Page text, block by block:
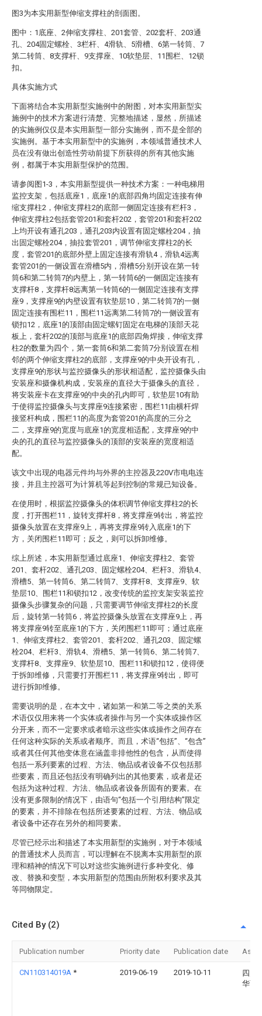
图3为本实用新型伸缩支撑柱的剖面图。
图中：1底座、2伸缩支撑柱、201套管、202套杆、203通
孔、204固定螺栓、3栏杆、4滑轨、5滑槽、6第一转筒、7
第二转筒、8支撑杆、9支撑座、10软垫层、11围栏、12锁
扣。
具体实施方式
下面将结合本实用新型实施例中的附图，对本实用新型实
施例中的技术方案进行清楚、完整地描述，显然，所描述
的实施例仅仅是本实用新型一部分实施例，而不是全部的
实施例。基于本实用新型中的实施例，本领域普通技术人
员在没有做出创造性劳动前提下所获得的所有其他实施
例，都属于本实用新型保护的范围。
请参阅图1-3，本实用新型提供一种技术方案：一种电梯用
监控支架，包括底座1，底座1的底部四角均固定连接有伸
缩支撑柱2，伸缩支撑柱2的底部一侧固定连接有栏杆3，
伸缩支撑柱2包括套管201和套杆202，套管201和套杆202
上均开设有通孔203，通孔203内设置有固定螺栓204，抽
出固定螺栓204，抽拉套管201，调节伸缩支撑柱2的长
度，套管201的底部外壁上固定连接有滑轨4，滑轨4远离
套管201的一侧设置在滑槽5内，滑槽5分别开设在第一转
筒6和第二转筒7的内壁上，第一转筒6的一侧固定连接有
支撑杆8，支撑杆8远离第一转筒6的一侧固定连接有支撑
座9，支撑座9的内壁设置有软垫层10，第二转筒7的一侧
固定连接有围栏11，围栏11远离第二转筒7的一侧设置有
锁扣12，底座1的顶部由固定螺钉固定在电梯的顶部天花
板上，套杆202的顶部与底座1的底部四角焊接，伸缩支撑
柱2的数量为四个，第一套筒6和第二套筒7分别设置在相
邻的两个伸缩支撑柱2的底部，支撑座9的中央开设有孔，
支撑座9的形状与监控摄像头的形状相适配，监控摄像头由
安装座和摄像机构成，安装座的直径大于摄像头的直径，
将安装座卡在支撑座9的中央的孔内即可，软垫层10有助
于使得监控摄像头与支撑座9连接紧密，围栏11由横杆焊
接竖杆构成，围栏11的高度为套管201的高度的三分之
二，支撑座9的宽度与底座1的宽度相适配，支撑座9的中
央的孔的直径与监控摄像头的顶部的安装座的宽度相适
配。
该文中出现的电器元件均与外界的主控器及220V市电电连
接，并且主控器可为计算机等起到控制的常规已知设备。
在使用时，根据监控摄像头的体积调节伸缩支撑柱2的长
度，打开围栏11，旋转支撑杆8，将支撑座9转出，将监控
摄像头放置在支撑座9上，再将支撑座9转入底座1的下
方，关闭围栏11即可；反之，则可以拆卸维修。
综上所述，本实用新型通过底座1、伸缩支撑柱2、套管
201、套杆202、通孔203、固定螺栓204、栏杆3、滑轨4、
滑槽5、第一转筒6、第二转筒7、支撑杆8、支撑座9、软
垫层10、围栏11和锁扣12，改变传统的监控支架安装监控
摄像头步骤复杂的问题，只需要调节伸缩支撑柱2的长度
后，旋转第一转筒6，将监控摄像头放置在支撑座9上，再
将支撑座9转至底座1的下方，关闭围栏11即可；通过底座
1、伸缩支撑柱2、套管201、套杆202、通孔203、固定螺
栓204、栏杆3、滑轨4、滑槽5、第一转筒6、第二转筒7、
支撑杆8、支撑座9、软垫层10、围栏11和锁扣12，使得便
于拆卸维修，只需要打开围栏11，将支撑座9转出，即可
进行拆卸维修。
需要说明的是，在本文中，诸如第一和第二等之类的关系
术语仅仅用来将一个实体或者操作与另一个实体或操作区
分开来，而不一定要求或者暗示这些实体或操作之间存在
任何这种实际的关系或者顺序。而且，术语“包括”、“包含”
或者其任何其他变体意在涵盖非排他性的包含，从而使得
包括一系列要素的过程、方法、物品或者设备不仅包括那
些要素，而且还包括没有明确列出的其他要素，或者是还
包括为这种过程、方法、物品或者设备所固有的要素。在
没有更多限制的情况下，由语句“包括一个引用结构”限定
的要素，并不排除在包括所述要素的过程、方法、物品或
者设备中还存在另外的相同要素。
尽管已经示出和描述了本实用新型的实施例，对于本领域
的普通技术人员而言，可以理解在不脱离本实用新型的原
理和精神的情况下可以对这些实施例进行多种变化、修
改、替换和变型，本实用新型的范围由所附权利要求及其
等同物限定。
Cited By (2)
Publication number Priority date Publication date
CN110314019A * 2019-06-19 2019-10-11
四川
华西